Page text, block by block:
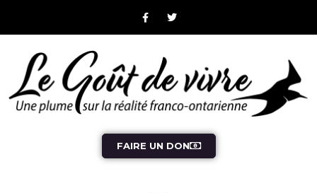
FAIRE UN DON